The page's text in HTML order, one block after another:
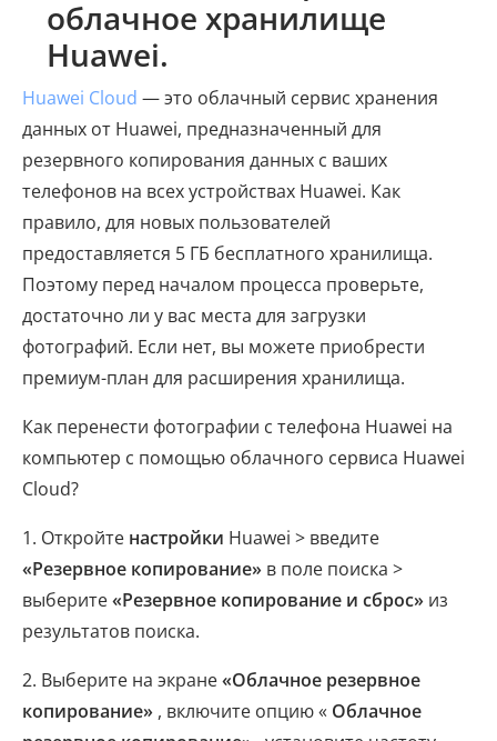
облачное хранилище
Huawei.
Huawei Cloud — это облачный сервис хранения
данных от Huawei, предназначенный для
резервного копирования данных с ваших
телефонов на всех устройствах Huawei. Как
правило, для новых пользователей
предоставляется 5 ГБ бесплатного хранилища.
Поэтому перед началом процесса проверьте,
достаточно ли у вас места для загрузки
фотографий. Если нет, вы можете приобрести
премиум-план для расширения хранилища.
Как перенести фотографии с телефона Huawei на
компьютер с помощью облачного сервиса Huawei
Cloud?
1. Откройте настройки Huawei > введите
«Резервное копирование» в поле поиска >
выберите«Резервное копирование и сброс» из
результатов поиска.
2. Выберите на экране«Облачное резервное
копирование» , включите опцию « Облачное